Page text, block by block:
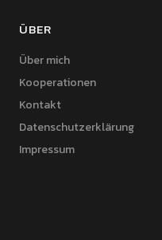
ÜBER
Über mich
Kooperationen
Kontakt
Datenschutzerklärung
Impressum